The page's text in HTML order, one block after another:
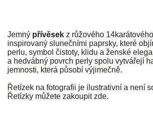
Jemný přívěsek z růžového
inspirovaný slunečními paprsky, které
perlu, symbol čistoty, klidu a ženské
a hedvábný povrch perly spolu vytvářejí
jemnosti, která působí výjimečně.
Řetízek na fotografii je ilustrativní a není
Řetízky můžete zakoupitzde.